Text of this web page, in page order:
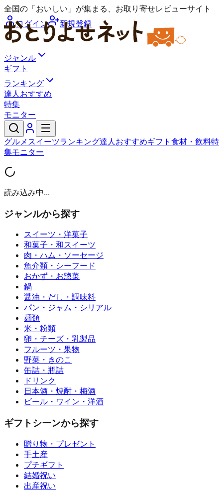
全国の「おいしい」が集まる、お取り寄せレビューサイト
ログイン
新規登録
ジャンル
ギフト
ランキング
達人おすすめ
特集
モニター
グルメ スイーツランキング達人おすすめギフト 食材・飲料特
集モニター
読み込み中...
ジャンルから探す
スイーツ・洋菓子
和菓子・和スイーツ
肉・ハム・ソーセージ
魚介類・シーフード
おかず・お惣菜
鍋
醤油・だし・調味料
パン・ジャム・シリアル
麺類
米・粉類
卵・チーズ・乳製品
フルーツ・果物
野菜・きのこ
缶詰・瓶詰
ドリンク
日本酒・焼酎・梅酒
ビール・ワイン・洋酒
ギフトシーンから探す
贈り物・プレゼント
手土産
プチギフト
結婚祝い
出産祝い